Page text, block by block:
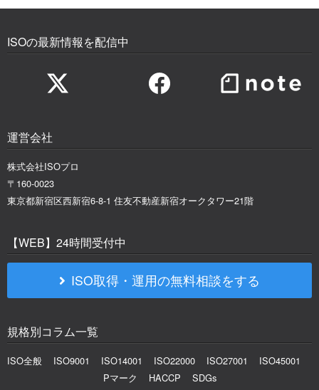
ISOの最新情報を配信中
運営会社
株式会社ISOプロ
〒160-0023
東京都新宿区西新宿6-8-1 住友不動産新宿オークタワー21階
【WEB】24時間受付中
ISO取得・運用の無料相談をする
規格別コラム一覧
ISO全般 ISO9001 ISO14001 ISO22000 ISO27001
ISO45001
Pマーク
HACCP SDGs